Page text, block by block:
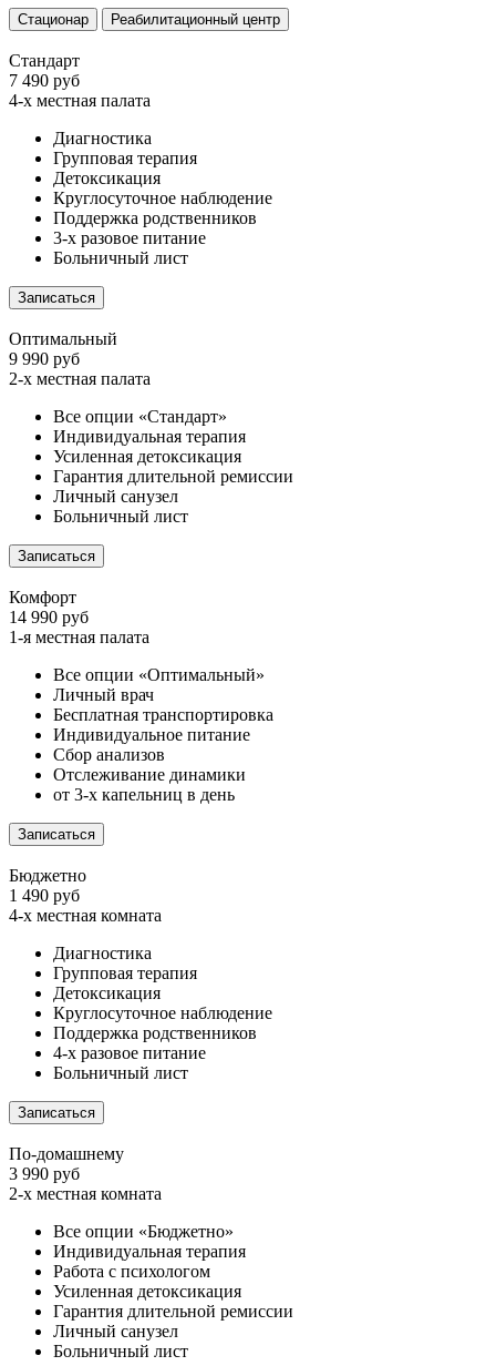
Стационар Реабилитационный центр
Стандарт
7 490 руб
4-х местная палата
Диагностика
Групповая терапия
Детоксикация
Круглосуточное наблюдение
Поддержка родственников
3-х разовое питание
Больничный лист
Записаться
Оптимальный
9 990 руб
2-х местная палата
Все опции «Стандарт»
Индивидуальная терапия
Усиленная детоксикация
Гарантия длительной ремиссии
Личный санузел
Больничный лист
Записаться
Комфорт
14 990 руб
1-я местная палата
Все опции «Оптимальный»
Личный врач
Бесплатная транспортировка
Индивидуальное питание
Сбор анализов
Отслеживание динамики
от 3-х капельниц в день
Записаться
Бюджетно
1 490 руб
4-х местная комната
Диагностика
Групповая терапия
Детоксикация
Круглосуточное наблюдение
Поддержка родственников
4-х разовое питание
Больничный лист
Записаться
По-домашнему
3 990 руб
2-х местная комната
Все опции «Бюджетно»
Индивидуальная терапия
Работа с психологом
Усиленная детоксикация
Гарантия длительной ремиссии
Личный санузел
Больничный лист